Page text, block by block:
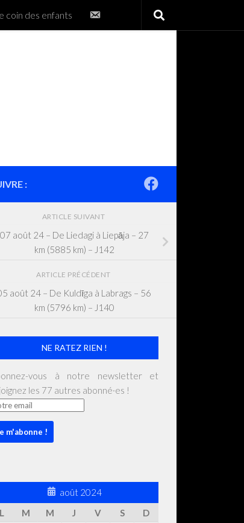
coin des enfants
Contactez-
:
ARTICLE SUIVANT
07 août 24 – De Liedagi à Liepāja – 27
km (5885 km) – J142
ARTICLE PRÉCÉDENT
août 24 – De Kuldīga à Labrags – 56
km (5796 km) – J140
NE RATEZ RIEN !
vous à notre newsletter et
les 77 autres abonné·es !
août 2024
L
M M J V S
D